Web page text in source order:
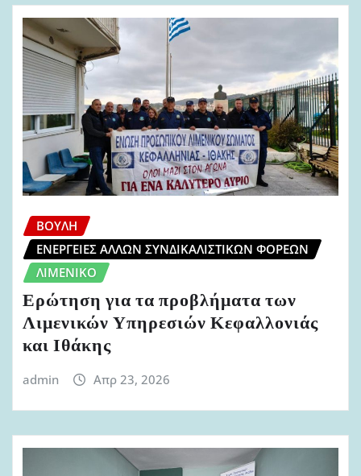
ΒΟΥΛΉ
ΕΝΈΡΓΕΙΕΣ ΆΛΛΩΝ ΣΥΝΔΙΚΑΛΙΣΤΙΚΏΝ ΦΟΡΈΩΝ
ΛΙΜΕΝΙΚΌ
Ερώτηση για τα προβλήματα των
Λιμενικών Υπηρεσιών Κεφαλλονιάς
και Ιθάκης
admin Απρ 23, 2026